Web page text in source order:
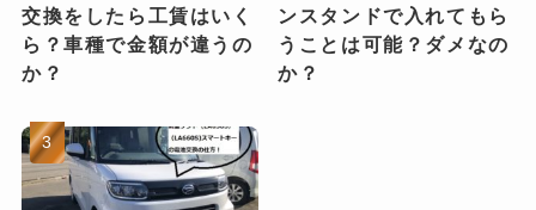
交換をしたら工賃はいく
ら？車種で金額が違うの
か？
ンスタンドで入れてもら
うことは可能？ダメなの
か？